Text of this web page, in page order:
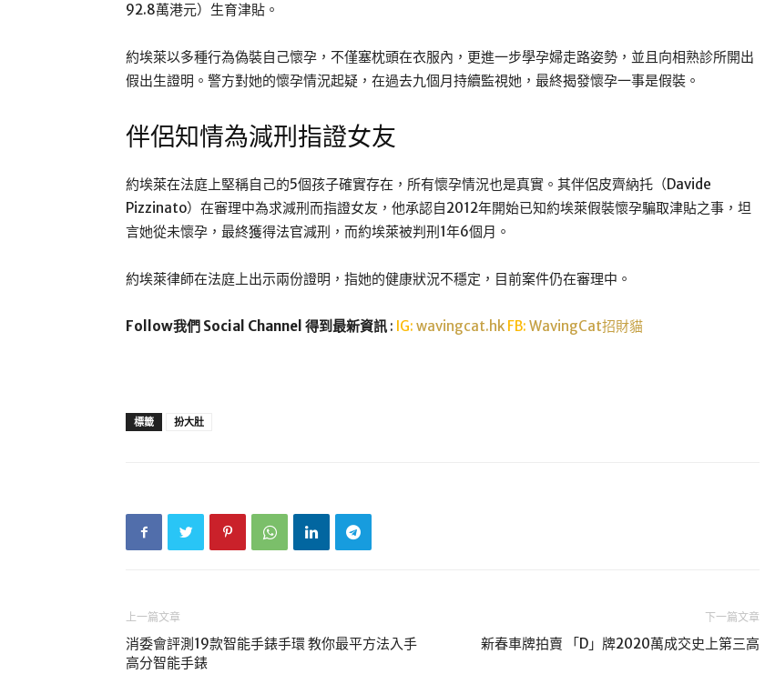
92.8萬港元）生育津貼。
約埃萊以多種行為偽裝自己懷孕，不僅塞枕頭在衣服內，更進一步學孕婦走路姿勢，並且向相熟診所開出
假出生證明。警方對她的懷孕情況起疑，在過去九個月持續監視她，最終揭發懷孕一事是假裝。
伴侶知情為減刑指證女友
約埃萊在法庭上堅稱自己的5個孩子確實存在，所有懷孕情況也是真實。其伴侶皮齊納托（Davide
Pizzinato）在審理中為求減刑而指證女友，他承認自2012年開始已知約埃萊假裝懷孕騙取津貼之事，坦
言她從未懷孕，最終獲得法官減刑，而約埃萊被判刑1年6個月。
約埃萊律師在法庭上出示兩份證明，指她的健康狀況不穩定，目前案件仍在審理中。
Follow我們 Social Channel 得到最新資訊 : IG: wavingcat.hkFB: WavingCat招財貓
標籤 扮大肚
上一篇文章
消委會評測19款智能手錶手環 教你最平方法入手
高分智能手錶
下一篇文章
新春車牌拍賣 「D」牌2020萬成交史上第三高